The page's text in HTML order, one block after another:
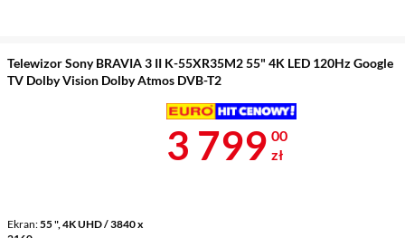
Telewizor Sony BRAVIA 3 II K-55XR35M2 55" 4K LED 120Hz Google
TV Dolby Vision Dolby Atmos DVB-T2
Ekran 55 ", 4K UHD / 3840 x
Cena 3 799 zł
3 799 00
zł